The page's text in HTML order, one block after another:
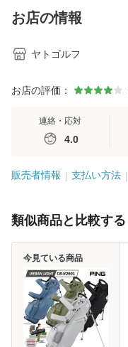
LOP SRIXON まと
め買い ホワイ
お店の情報
ヤトゴルフ
お店の評価：
連絡・応対
4.0
販売者情報 支払い方法
類似商品と比較する
今見ている商品